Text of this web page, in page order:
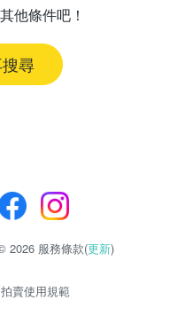
他條件吧！
尋
2026 服務條款(更新)
拍賣使用規範